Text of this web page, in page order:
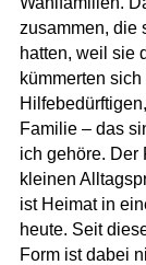
zusammen, die
hatten, weil sie
kümmerten
Familie – das
ich gehöre. Der
kleinen
ist Heimat in
heute. Seit
Form ist dabei